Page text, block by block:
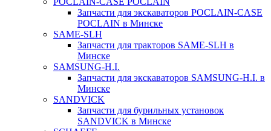
Запчасти для экскаваторов POCLAIN-CASE
POCLAIN в Минске
SAME-SLH
Запчасти для тракторов SAME-SLH в
Минске
SAMSUNG-H.I.
Запчасти для экскаваторов SAMSUNG-H.I. в
Минске
SANDVICK
Запчасти для бурильных установок
SANDVICK в Минске